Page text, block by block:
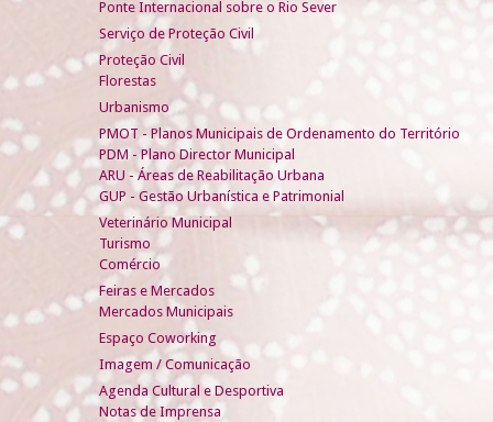
Ponte Internacional sobre o Rio Sever
Serviço de Proteção Civil
Proteção Civil
Florestas
Urbanismo
PMOT - Planos Municipais de Ordenamento do Território
PDM - Plano Director Municipal
ARU - Áreas de Reabilitação Urbana
GUP - Gestão Urbanística e Patrimonial
Veterinário Municipal
Turismo
Comércio
Feiras e Mercados
Mercados Municipais
Espaço Coworking
Imagem / Comunicação
Agenda Cultural e Desportiva
Notas de Imprensa